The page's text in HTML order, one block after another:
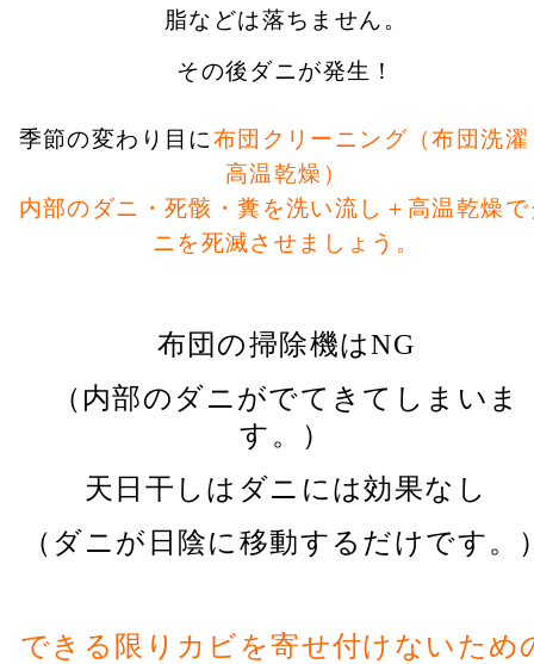
脂などは落ちません。
その後ダニが発生！
季節の変わり目に布団クリーニング（布団洗濯
高温乾燥）
内部のダニ・死骸・糞を洗い流し＋高温乾燥で
ニを死滅させましょう。
布団の掃除機はNG
（内部のダニがでてきてしまいま
す。）
天日干しはダニには効果なし
（ダニが日陰に移動するだけです。
できる限りカビを寄せ付けないため